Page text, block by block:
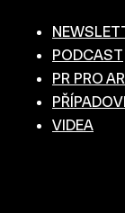
PODCAST
PR PRO
VIDEA